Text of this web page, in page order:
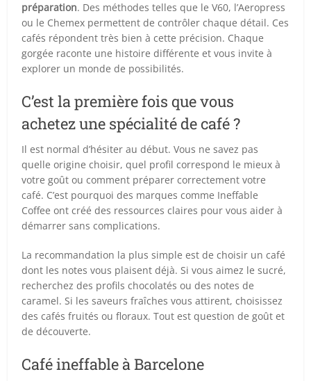
préparation. Des méthodes telles que le V60, l’Aeropress
ou le Chemex permettent de contrôler chaque détail. Ces
cafés répondent très bien à cette précision. Chaque
gorgée raconte une histoire différente et vous invite à
explorer un monde de possibilités.
C’est la première fois que vous
achetez une spécialité de café ?
Il est normal d’hésiter au début. Vous ne savez pas
quelle origine choisir, quel profil correspond le mieux à
votre goût ou comment préparer correctement votre
café. C’est pourquoi des marques comme Ineffable
Coffee ont créé des ressources claires pour vous aider à
démarrer sans complications.
La recommandation la plus simple est de choisir un café
dont les notes vous plaisent déjà. Si vous aimez le sucré,
recherchez des profils chocolatés ou des notes de
caramel. Si les saveurs fraîches vous attirent, choisissez
des cafés fruités ou floraux. Tout est question de goût et
de découverte.
Café ineffable à Barcelone